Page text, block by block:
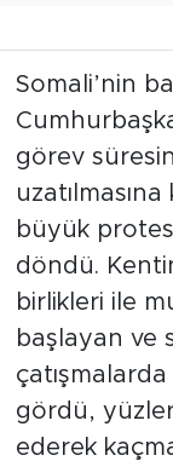
Somali’nin
görev
büyük
döndü.
birlikleri ile
başlayan ve
gördü,
ederek